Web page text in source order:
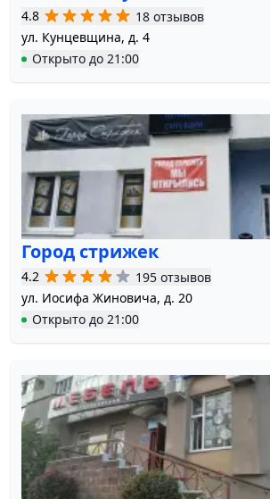
4.8
18 отзывов
ул. Кунцевщина, д. 4
Открыто до 21:00
Город стрижек
4.2
195 отзывов
ул. Иосифа Жиновича, д. 20
Открыто до 21:00